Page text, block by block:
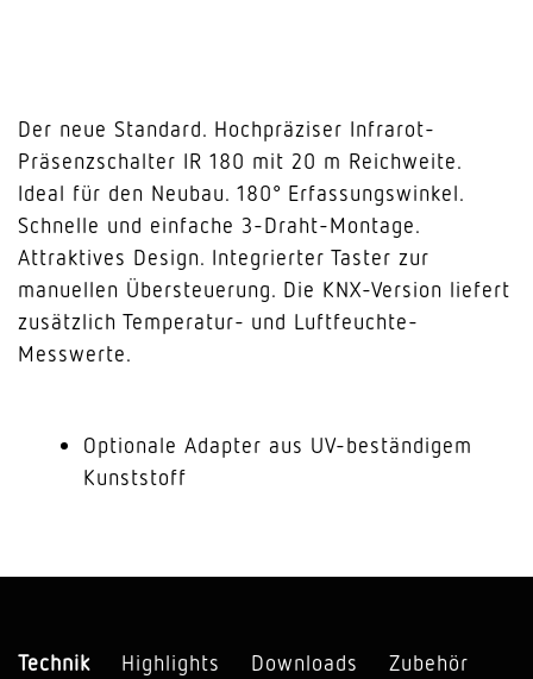
Der neue Standard. Hochpräziser Infrarot-
Präsenzschalter IR 180 mit 20 m Reichweite.
Ideal für den Neubau. 180° Erfassungswinkel.
Schnelle und einfache 3-Draht-Montage.
Attraktives Design. Integrierter Taster zur
manuellen Übersteuerung. Die KNX-Version liefert
zusätzlich Temperatur- und Luftfeuchte-
Messwerte.
Optionale Adapter aus UV-beständigem
Kunststoff
Technik Highlights Downloads Zubehör